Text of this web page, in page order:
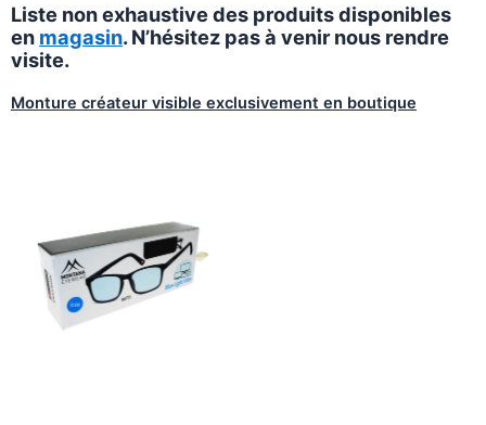
Liste non exhaustive des produits disponibles
en magasin. N’hésitez pas à venir nous rendre
visite.
Monture créateur visible exclusivement en boutique